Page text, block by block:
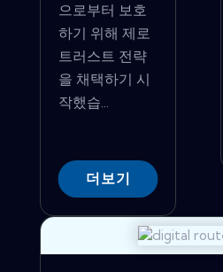
으로부터 보호
하기 위해 제로
트러스트 전략
을 채택하기 시
작했습...
더보기